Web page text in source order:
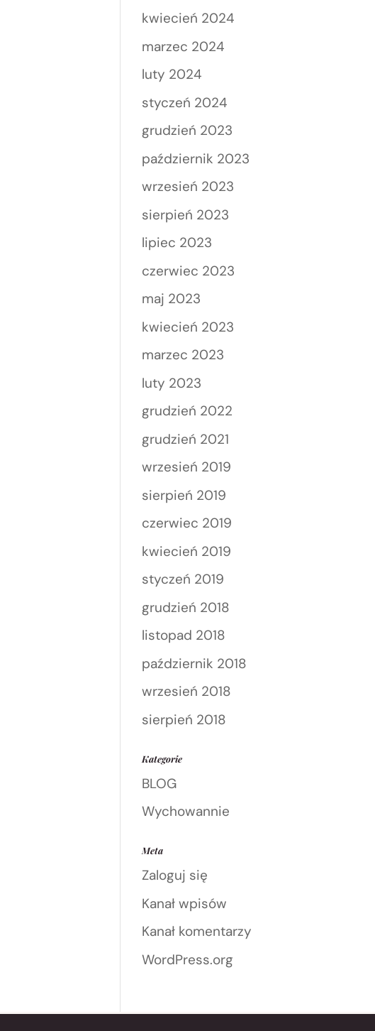
kwiecień 2024
marzec 2024
luty 2024
styczeń 2024
grudzień 2023
październik 2023
wrzesień 2023
sierpień 2023
lipiec 2023
czerwiec 2023
maj 2023
kwiecień 2023
marzec 2023
luty 2023
grudzień 2022
grudzień 2021
wrzesień 2019
sierpień 2019
czerwiec 2019
kwiecień 2019
styczeń 2019
grudzień 2018
listopad 2018
październik 2018
wrzesień 2018
sierpień 2018
Kategorie
BLOG
Wychowannie
Meta
Zaloguj się
Kanał wpisów
Kanał komentarzy
WordPress.org